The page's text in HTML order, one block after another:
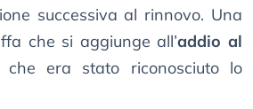
successiva al rinnovo. Una
che si aggiunge all’addio al
che era stato riconosciuto lo